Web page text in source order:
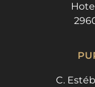
C.